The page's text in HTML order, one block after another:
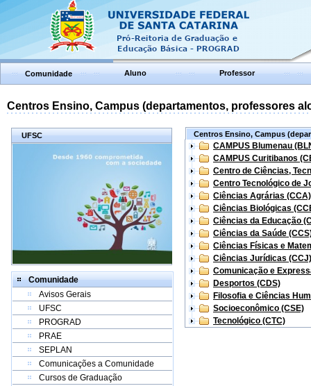
Comunidade Aluno Professor
Centros Ensino, Campus (departamentos, professores
UFSC
Comunidade
Avisos Gerais
UFSC
PROGRAD
PRAE
SEPLAN
Comunicações a Comunidade
Cursos de Graduação
Centros Ensino, Campus
CAMPUS Blumenau
CAMPUS Curitibanos
Centro de Ciências,
Centro Tecnológico de
Ciências Agrárias (CCA)
Ciências Biológicas
Ciências da Educação
Ciências da Saúde
Ciências Físicas e
Ciências Jurídicas (CCJ)
Comunicação e
Desportos (CDS)
Filosofia e Ciências
Socioeconômico (CSE)
Tecnológico (CTC)